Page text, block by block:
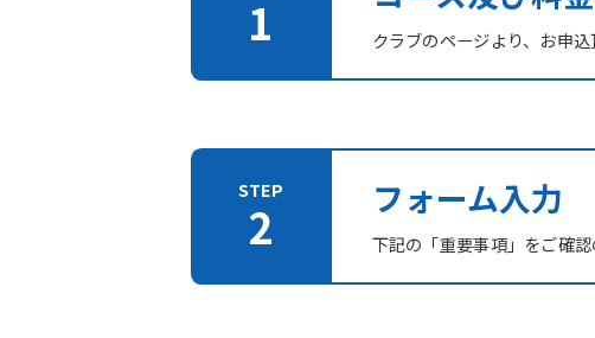
クラブのページより、お申
フォーム入力
下記の「重要事項」をご確